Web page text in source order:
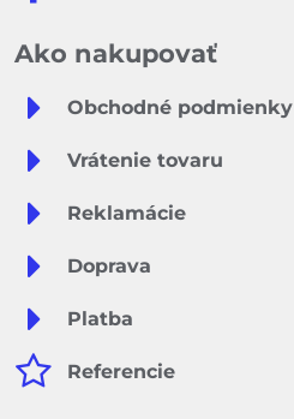
Ako nakupovať
Obchodné podmienky
Vrátenie tovaru
Reklamácie
Doprava
Platba
Referencie